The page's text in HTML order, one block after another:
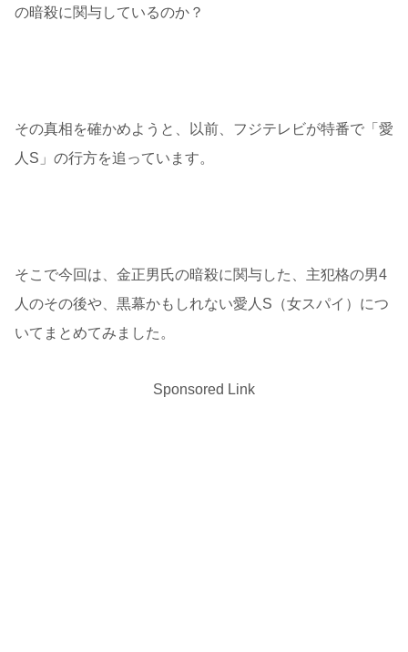
の暗殺に関与しているのか？
その真相を確かめようと、以前、フジテレビが特番で「愛
人S」の行方を追っています。
そこで今回は、金正男氏の暗殺に関与した、主犯格の男4
人のその後や、黒幕かもしれない愛人S（女スパイ）につ
いてまとめてみました。
Sponsored Link